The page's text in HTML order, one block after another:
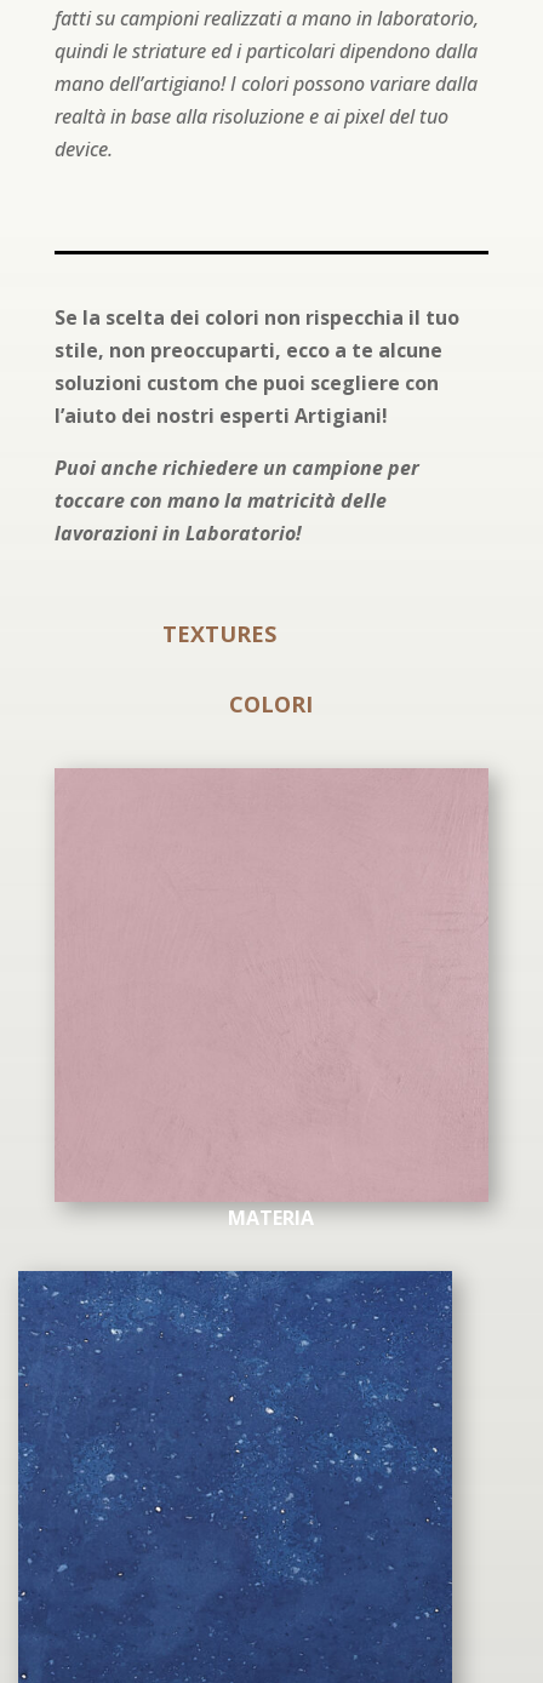
fatti su campioni realizzati a mano in laboratorio,
quindi le striature ed i particolari dipendono dalla
mano dell’artigiano! I colori possono variare dalla
realtà in base alla risoluzione e ai pixel del tuo
device.
Se la scelta dei colori non rispecchia il tuo
stile, non preoccuparti, ecco a te alcune
soluzioni custom che puoi scegliere con
l’aiuto dei nostri esperti Artigiani!
Puoi anche richiedere un campione per
toccare con mano la matricità delle
lavorazioni in Laboratorio!
TEXTURES
COLORI
MATERIA